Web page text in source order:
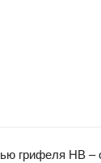
грифеля HB